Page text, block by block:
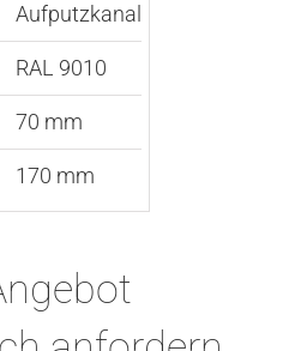
Aufputzkanal
RAL 9010
70 mm
170 mm